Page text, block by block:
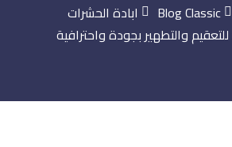
Blog Classic
ابادة الحشرات
للتعقيم والتطهير بجودة واحترافية